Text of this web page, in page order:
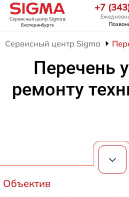
Сервисный центр Sigmaв
Екатеринбурге
+7
Сервисный центр Sigma
Перечень
ремонту
Объектив